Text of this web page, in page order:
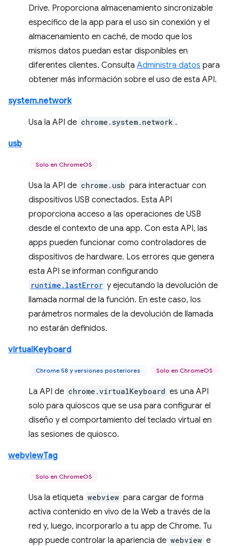
Drive. Proporciona almacenamiento sincronizable
específico de la app para el uso sin conexión y el
almacenamiento en caché, de modo que los
mismos datos puedan estar disponibles en
diferentes clientes. Consulta Administra datos para
obtener más información sobre el uso de esta API.
system.network
Usa la API de chrome.system.network .
usb
Solo en ChromeOS
Usa la API de chrome.usb para interactuar con
dispositivos USB conectados. Esta API
proporciona acceso a las operaciones de USB
desde el contexto de una app. Con esta API, las
apps pueden funcionar como controladores de
dispositivos de hardware. Los errores que genera
esta API se informan configurando
runtime.lastError y ejecutando la devolución de
llamada normal de la función. En este caso, los
parámetros normales de la devolución de llamada
no estarán definidos.
virtualKeyboard
Chrome 58 y versiones posteriores Solo en ChromeOS
La API de chrome.virtualKeyboard es una API
solo para quioscos que se usa para configurar el
diseño y el comportamiento del teclado virtual en
las sesiones de quiosco.
webviewTag
Solo en ChromeOS
Usa la etiqueta webview para cargar de forma
activa contenido en vivo de la Web a través de la
red y, luego, incorporarlo a tu app de Chrome. Tu
app puede controlar la apariencia de webview e